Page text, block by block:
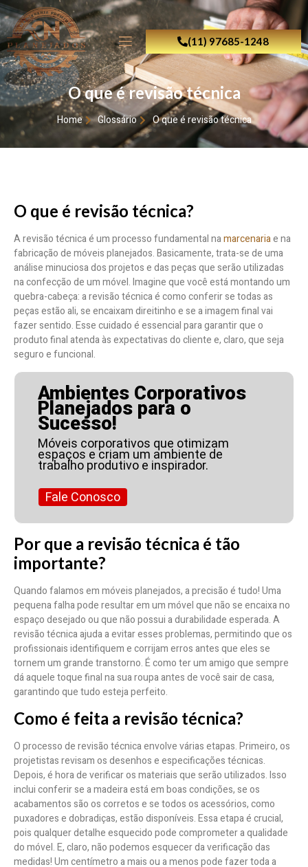
(11) 97685-1248
O que é revisão técnica
Home Glossário O que é revisão técnica
O que é revisão técnica?
A revisão técnica é um processo fundamental namarcenariae na
fabricação de móveis planejados. Basicamente, trata-se de uma
análise minuciosa dos projetos e das peças que serão utilizadas
na confecção de um móvel. Imagine que você está montando um
quebra-cabeça: a revisão técnica é como conferir se todas as
peças estão ali, se encaixam direitinho e se a imagem final vai
fazer sentido. Esse cuidado é essencial para garantir que o
produto final atenda às expectativas do cliente e, claro, que seja
seguro e funcional.
Ambientes Corporativos
Planejados para o
Sucesso!
Móveis corporativos que otimizam
espaços e criam um ambiente de
trabalho produtivo e inspirador.
Fale Conosco
Por que a revisão técnica é tão
importante?
Quando falamos em móveis planejados, a precisão é tudo! Uma
pequena falha pode resultar em um móvel que não se encaixa no
espaço desejado ou que não possui a durabilidade esperada. A
revisão técnica ajuda a evitar esses problemas, permitindo que os
profissionais identifiquem e corrijam erros antes que eles se
tornem um grande transtorno. É como ter um amigo que sempre
dá aquele toque final na sua roupa antes de você sair de casa,
garantindo que tudo esteja perfeito.
Como é feita a revisão técnica?
O processo de revisão técnica envolve várias etapas. Primeiro, os
projetistas revisam os desenhos e especificações técnicas.
Depois, é hora de verificar os materiais que serão utilizados. Isso
inclui conferir se a madeira está em boas condições, se os
acabamentos são os corretos e se todos os acessórios, como
puxadores e dobradiças, estão disponíveis. Essa etapa é crucial,
pois qualquer detalhe esquecido pode comprometer a qualidade
do móvel. E, claro, não podemos esquecer da verificação das
medidas! Um centímetro a mais ou a menos pode fazer toda a